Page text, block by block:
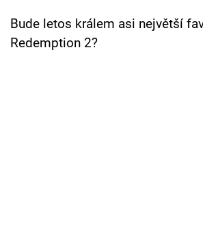
Přihlášení
Bude letos králem asi největší
Redemption 2?